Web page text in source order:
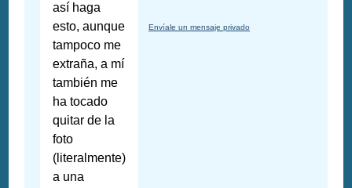
así haga
esto, aunque
tampoco me
extraña, a mí
también me
ha tocado
quitar de la
foto
(literalmente)
a una
Envíale un mensaje privado